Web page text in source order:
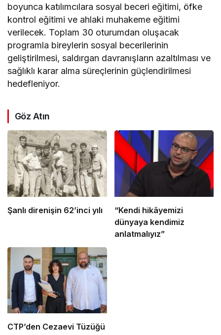
boyunca katılımcılara sosyal beceri eğitimi, öfke
kontrol eğitimi ve ahlaki muhakeme eğitimi
verilecek. Toplam 30 oturumdan oluşacak
programla bireylerin sosyal becerilerinin
geliştirilmesi, saldırgan davranışların azaltılması ve
sağlıklı karar alma süreçlerinin güçlendirilmesi
hedefleniyor.
Göz Atın
Şanlı direnişin 62’inci yılı
“Kendi hikâyemizi
dünyaya kendimiz
anlatmalıyız”
CTP’den Cezaevi Tüzüğü